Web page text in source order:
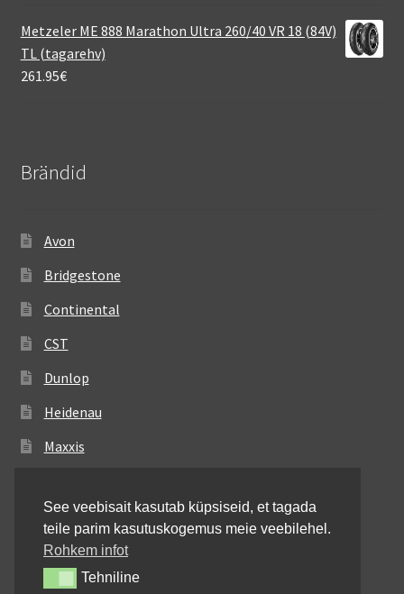
Metzeler ME 888 Marathon Ultra 260/40 VR 18 (84V)
TL (tagarehv)
261.95€
Brändid
Avon
Bridgestone
Continental
CST
Dunlop
Heidenau
Maxxis
Michelin
Mitas
Pirelli
See veebisait kasutab küpsiseid, et tagada
teile parim kasutuskogemus meie veebilehel.
Rohkem infot
TehnilineTehniline